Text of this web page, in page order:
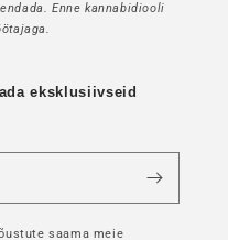
Enne kannabidiooli
eksklusiivseid
saama meie